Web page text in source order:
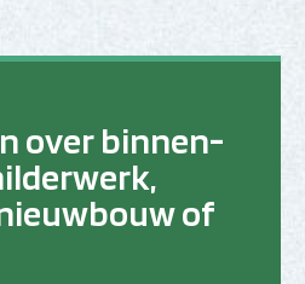
over binnen-
of